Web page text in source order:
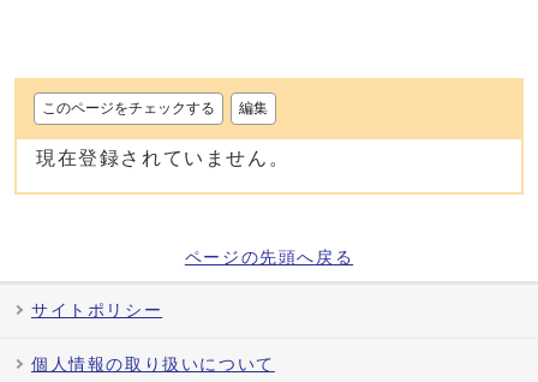
このページをチェックする 編集
現在登録されていません。
ページの先頭へ戻る
サイトポリシー
個人情報の取り扱いについて